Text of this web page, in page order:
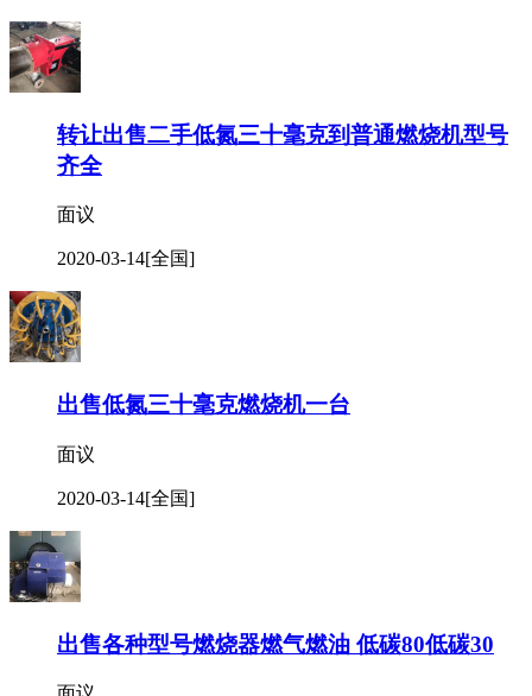
转让出售二手低氮三十毫克到普通燃烧机型号
齐全
面议
2020-03-14[全国]
出售低氮三十毫克燃烧机一台
面议
2020-03-14[全国]
出售各种型号燃烧器燃气燃油 低碳80低碳30